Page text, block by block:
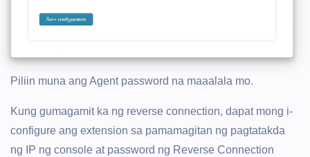
Piliin muna ang Agent password na maaalala mo.
Kung gumagamit ka ng reverse connection, dapat mong i-
configure ang extension sa pamamagitan ng pagtatakda
ng IP ng console at password ng Reverse Connection